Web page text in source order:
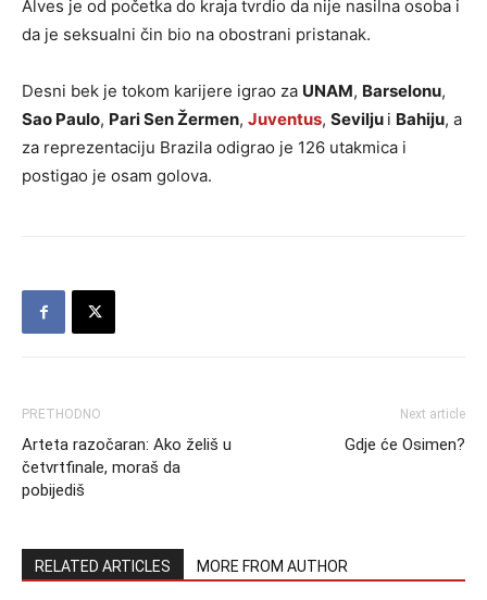
Alves je od početka do kraja tvrdio da nije nasilna osoba i
da je seksualni čin bio na obostrani pristanak.
Desni bek je tokom karijere igrao za UNAM, Barselonu,
Sao Paulo, Pari Sen Žermen, Juventus, Sevilju i Bahiju, a
za reprezentaciju Brazila odigrao je 126 utakmica i
postigao je osam golova.
PRETHODNO
Arteta razočaran: Ako želiš u
četvrtfinale, moraš da
pobijediš
Next article
Gdje će Osimen?
RELATED ARTICLES MORE FROM AUTHOR